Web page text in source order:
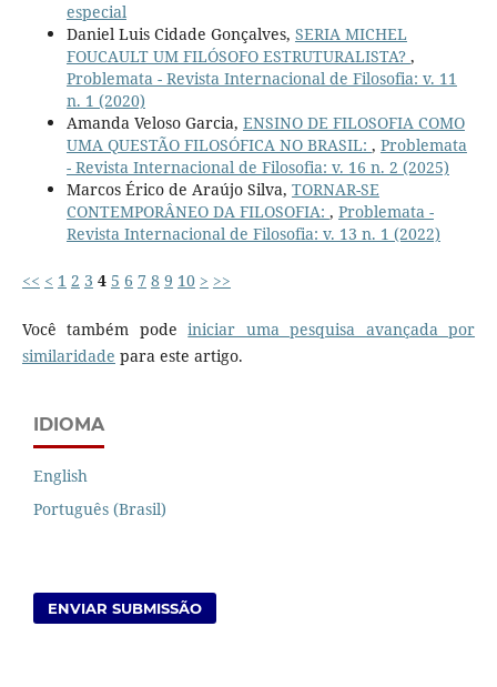
especial
Daniel Luis Cidade Gonçalves, SERIA MICHEL
FOUCAULT UM FILÓSOFO ESTRUTURALISTA? ,
Problemata - Revista Internacional de Filosofia: v. 11
n. 1 (2020)
Amanda Veloso Garcia, ENSINO DE FILOSOFIA COMO
UMA QUESTÃO FILOSÓFICA NO BRASIL: , Problemata
- Revista Internacional de Filosofia: v. 16 n. 2 (2025)
Marcos Érico de Araújo Silva, TORNAR-SE
CONTEMPORÂNEO DA FILOSOFIA: , Problemata -
Revista Internacional de Filosofia: v. 13 n. 1 (2022)
<< < 1 2 3 4 5 6 7 8 9 10 > >>
Você também podeiniciar uma pesquisa avançada por
similaridade para este artigo.
IDIOMA
English
Português (Brasil)
ENVIAR SUBMISSÃO